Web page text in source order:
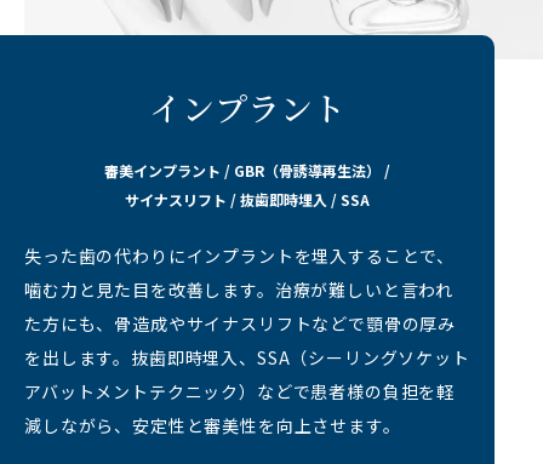
インプラント
審美インプラント / GBR（骨誘導再生法） /
サイナスリフト / 抜歯即時埋入 / SSA
失った歯の代わりにインプラントを埋入することで、
噛む力と見た目を改善します。治療が難しいと言われ
た方にも、骨造成やサイナスリフトなどで顎骨の厚み
を出します。抜歯即時埋入、SSA（シーリングソケット
アバットメントテクニック）などで患者様の負担を軽
減しながら、安定性と審美性を向上させます。